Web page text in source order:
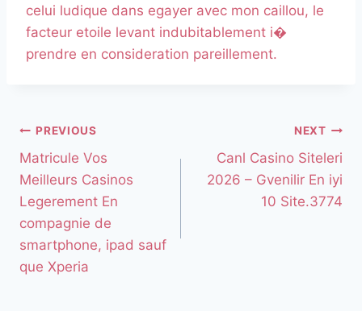
celui ludique dans egayer avec mon caillou, le
facteur etoile levant indubitablement i�
prendre en consideration pareillement.
PREVIOUS
Matricule Vos
Meilleurs Casinos
Legerement En
compagnie de
smartphone, ipad sauf
que Xperia
NEXT
Canl Casino Siteleri
2026 – Gvenilir En iyi
10 Site.3774